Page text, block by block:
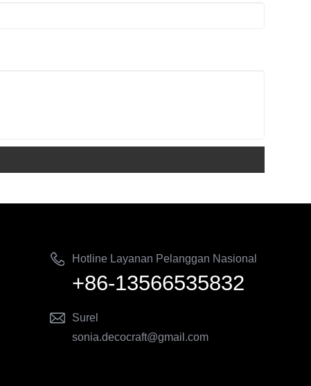
Hotline Layanan Pelanggan Nasional
+86-13566535832
Surel
sonia.decocraft@gmail.com